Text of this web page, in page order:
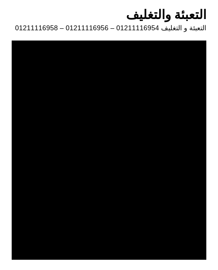
المحتوى
التعبئة والتغليف
التعبئة و التغليف 01211116954 – 01211116956 – 01211116958